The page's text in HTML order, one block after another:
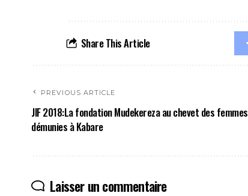
Share This Article
PREVIOUS ARTICLE
JIF 2018:La fondation Mudekereza au chevet des femmes
démunies à Kabare
Laisser un commentaire